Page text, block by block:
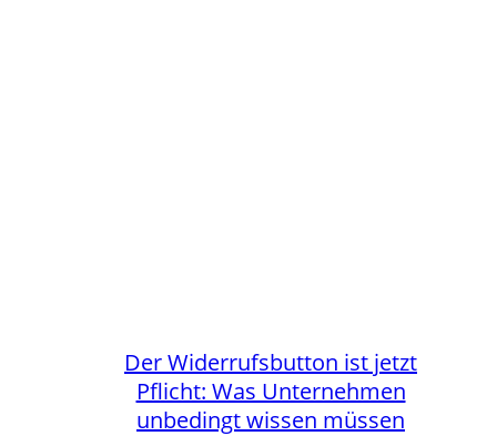
Der Widerrufsbutton ist jetzt
Pflicht: Was Unternehmen
unbedingt wissen müssen